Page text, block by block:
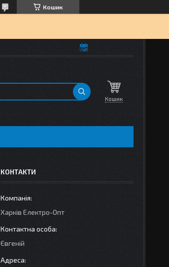
Кошик
Кошик
КОНТАКТИ
Харків Електро-Опт
Євгеній